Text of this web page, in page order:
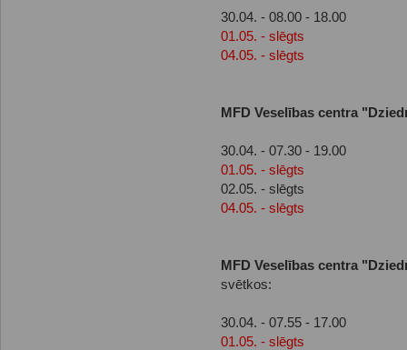
30.04. - 08.00 - 18.00
01.05. - slēgts
04.05. - slēgts
MFD Veselības centra
30.04. - 07.30 - 19.00
01.05. - slēgts
02.05. - slēgts
04.05. - slēgts
MFD Veselības centra
svētkos:
30.04. - 07.55 - 17.00
01.05. - slēgts